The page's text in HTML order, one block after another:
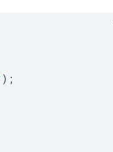
);